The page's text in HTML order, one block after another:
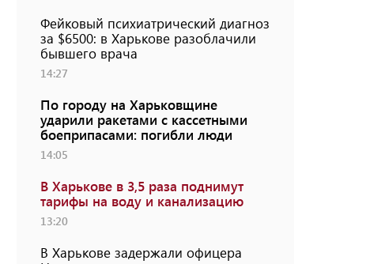
Фейковый психиатрический диагноз
за $6500: в Харькове разоблачили
бывшего врача
14:27
По городу на Харьковщине
ударили ракетами с кассетными
боеприпасами: погибли люди
14:05
В Харькове в 3,5 раза поднимут
тарифы на воду и канализацию
13:20
В Харькове задержали офицера